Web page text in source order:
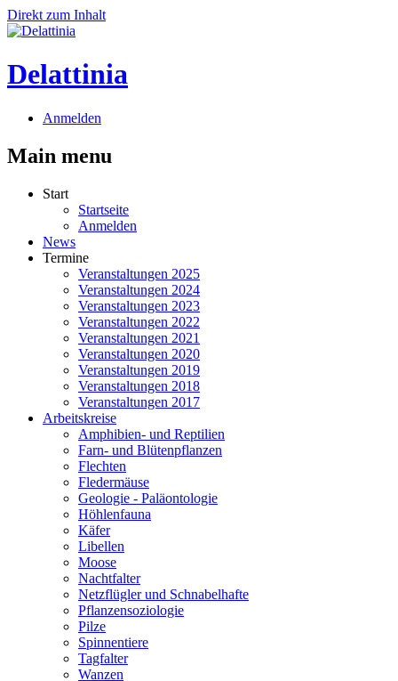
Direkt zum Inhalt
Delattinia
Anmelden
Main menu
Start
Startseite
Anmelden
News
Termine
Veranstaltungen 2025
Veranstaltungen 2024
Veranstaltungen 2023
Veranstaltungen 2022
Veranstaltungen 2021
Veranstaltungen 2020
Veranstaltungen 2019
Veranstaltungen 2018
Veranstaltungen 2017
Arbeitskreise
Amphibien- und Reptilien
Farn- und Blütenpflanzen
Flechten
Fledermäuse
Geologie - Paläontologie
Höhlenfauna
Käfer
Libellen
Moose
Nachtfalter
Netzflügler und Schnabelhafte
Pflanzensoziologie
Pilze
Spinnentiere
Tagfalter
Wanzen